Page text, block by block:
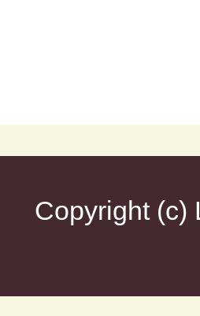
Copyright (c)